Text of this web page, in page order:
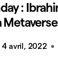
:
4 avril, 2022